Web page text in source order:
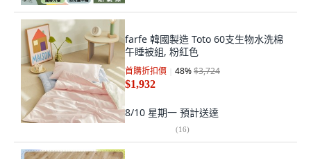
farfe 韓國製造 Toto 60支生物水洗棉
午睡被組, 粉紅色
首購折扣價 48%$3,724
$1,932
8/10 星期一 預計送達
(16)